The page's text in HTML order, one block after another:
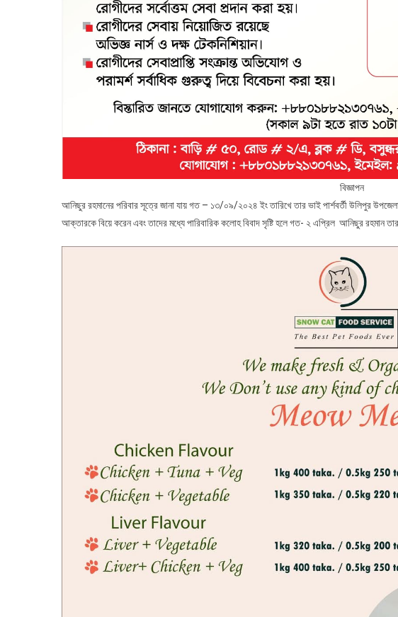
বিজ্ঞাপন
আনিছুর রহমানের পরিবার সূত্রে জানা যায় গত – ১৩/০৯/২০২৪ ইং তারিখে তার ভাই পার্শবর্তী উলিপুর
আক্তারকে বিয়ে করেন এবং তাদের মধ্যে পারিবারিক কলোহ বিবাদ সৃষ্টি হলে গত- ২ এপ্রিল আনিছুর রহমান